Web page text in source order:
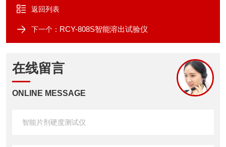
返回列表
下一个： RCY-808S智能溶出试验仪
在线留言
ONLINE MESSAGE